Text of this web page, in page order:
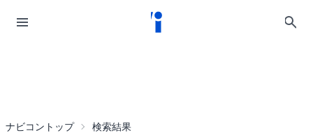
ナビコントップ 検索結果